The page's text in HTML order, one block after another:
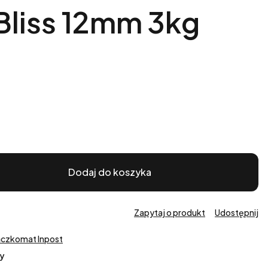
12mm 3kg
Dodaj do koszyka
Zapytaj o produkt Udostępnij
Inpost